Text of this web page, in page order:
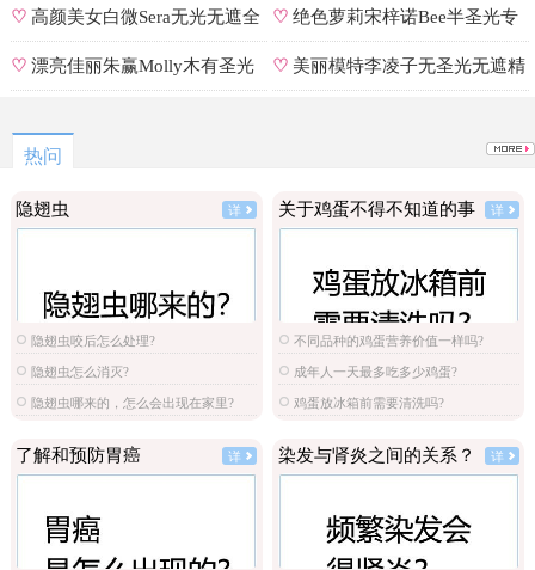
号
♡高颜美女白微Sera无光无遮全
集
♡ 绝色萝莉宋梓诺Bee半圣光专
辑
♡漂亮佳丽朱赢Molly木有圣光 ♡ 美丽模特李凌子无圣光无遮精
热问
隐翅虫 详
隐翅虫咬后怎么处理?
隐翅虫怎么消灭?
隐翅虫哪来的，怎么会出现在家里?
关于鸡蛋不得不知道的事 详
不同品种的鸡蛋营养价值一样吗?
成年人一天最多吃多少鸡蛋?
鸡蛋放冰箱前需要清洗吗?
了解和预防胃癌 详 染发与肾炎之间的关系？ 详